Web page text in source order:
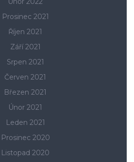
Prosinec 2021
Říjen 2021
Září 2021
Srpen 2021
Červen 2021
Březen 2021
Únor 2021
Leden 2021
Prosinec 2020
Listopad 2020